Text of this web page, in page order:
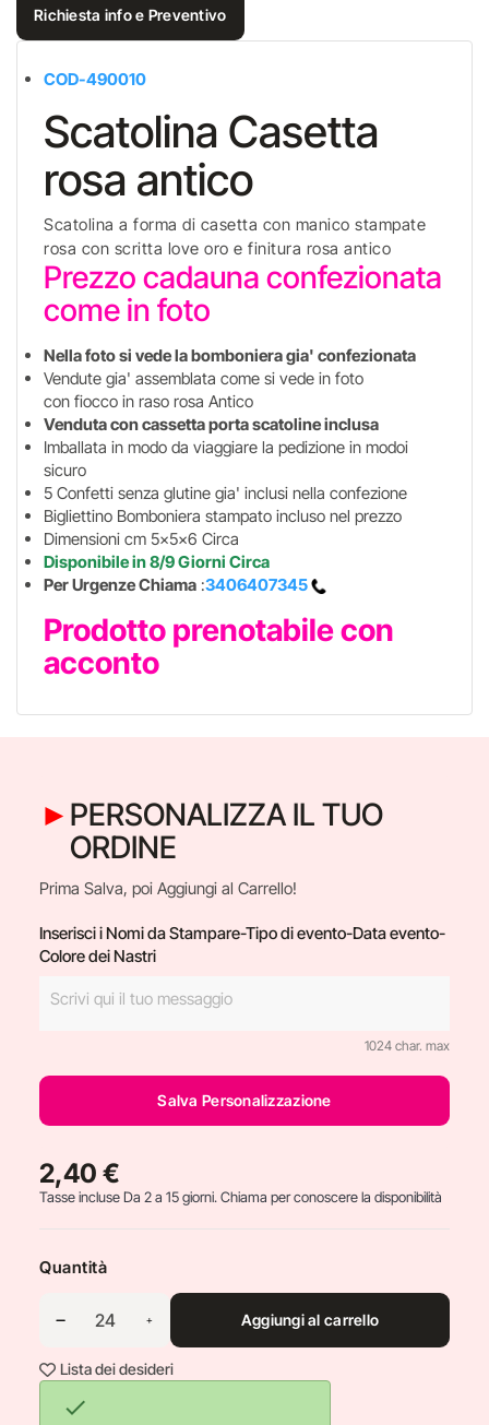
Richiesta info e Preventivo
COD-490010
Scatolina Casetta
rosa antico
Scatolina a forma di casetta con manico stampate
rosa con scritta love oro e finitura rosa antico
Prezzo cadauna confezionata
come in foto
Nella foto si vede la bomboniera gia' confezionata
Vendute gia' assemblata come si vede in foto
con fiocco in raso rosa Antico
Venduta con cassetta porta scatoline inclusa
Imballata in modo da viaggiare la pedizione in modoi
sicuro
5 Confetti senza glutine gia' inclusi nella confezione
Bigliettino Bomboniera stampato incluso nel prezzo
Dimensioni cm 5x5x6 Circa
Disponibile in 8/9 Giorni Circa
Per Urgenze Chiama :3406407345
Prodotto prenotabile con
acconto
PERSONALIZZA IL TUO
ORDINE
Prima Salva, poi Aggiungi al Carrello!
Inserisci i Nomi da Stampare-Tipo di evento-Data evento-
Colore dei Nastri
1024 char. max
Salva Personalizzazione
2,40 €
Tasse incluseDa 2 a 15 giorni. Chiama per conoscere la disponibilità
Quantità
Aggiungi al carrello
Lista dei desideri
